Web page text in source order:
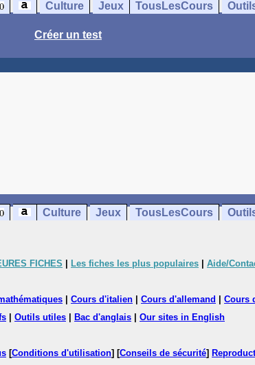
Culture Jeux TousLesCours
Créer un test
Culture Jeux TousLesCours
FICHES Les fiches les plus populaires Aide/
Cours d'italien Cours d'allemand Cours
Outils utiles Bac d'anglais Our sites in English
[Conditions d'utilisation] [Conseils de sécurité]